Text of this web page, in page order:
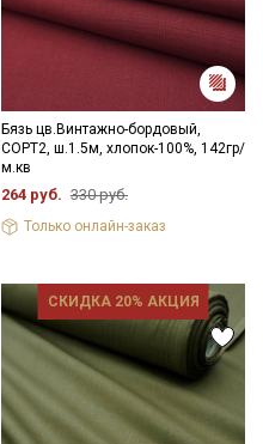
Бязь цв.Винтажно-бордовый,
СОРТ2, ш.1.5м, хлопок-100%, 142гр/
м.кв
264 руб. 330 руб.
Только онлайн-заказ
СКИДКА 20% АКЦИЯ